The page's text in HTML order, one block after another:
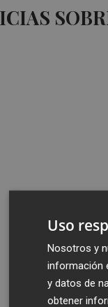
Uso
Nosotros y
información
y datos de
obtener